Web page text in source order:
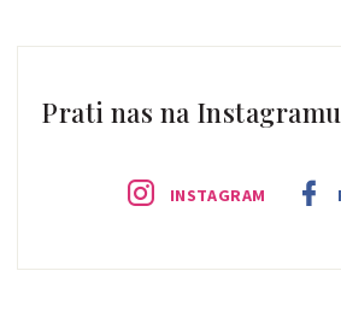
Prati nas na
INSTAGRAM